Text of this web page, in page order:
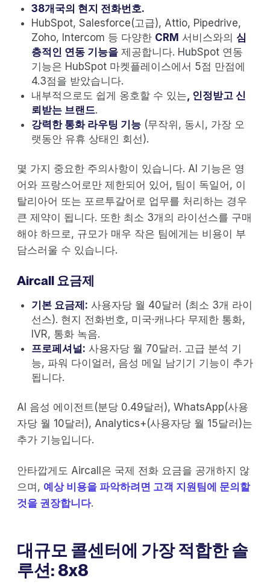
38개국의 현지 전화번호.
HubSpot, Salesforce(고급), Attio, Pipedrive,
Zoho, Intercom 등 다양한 CRM 서비스와의 심
층적인 연동 기능을 제공합니다. HubSpot 연동
기능은 HubSpot 마켓플레이스에서 5점 만점에
4.3점을 받았습니다.
내부적으로도 쉽게 옹호할 수 있는 , 인정받고 신
뢰받는 브랜드.
강력한 통화 라우팅 기능 (무작위, 동시, 가장 오
랫동안 유휴 상태인 회선).
몇 가지 중요한 주의사항이 있습니다. AI 기능은 영
어와 프랑스어로만 제한되어 있어, 팀이 독일어, 이
탈리아어 또는 포르투갈어로 업무를 처리하는 경우
큰 제약이 됩니다. 또한 최소 3개의 라이선스를 구매
해야 하므로, 규모가 매우 작은 팀에게는 비용이 부
담스러울 수 있습니다.
Aircall 요금제
기본 요금제: 사용자당 월 40달러 (최소 3개 라이
선스). 현지 전화번호, 미국·캐나다 무제한 통화,
IVR, 통화 녹음.
프로페셔널: 사용자당 월 70달러. 고급 분석 기
능, 파워 다이얼러, 음성 메일 남기기 기능이 추가
됩니다.
AI 음성 에이전트(분당 0.49달러), WhatsApp(사용
자당 월 10달러), Analytics+(사용자당 월 15달러)는
추가 기능입니다.
안타깝게도 Aircall은 국제 전화 요금을 공개하지 않
으며, 예상 비용을 파악하려면 고객 지원팀에 문의할
것을 권장합니다.
대규모 콜센터에 가장 적합한 솔
루션: 8x8